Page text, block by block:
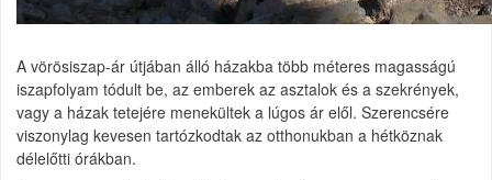
A vörösiszap-ár útjában álló házakba több méteres magasságú
iszapfolyam tódult be, az emberek az asztalok és a szekrények,
vagy a házak tetejére menekültek a lúgos ár elől. Szerencsére
viszonylag kevesen tartózkodtak az otthonukban a hétköznak
délelőtti órákban.